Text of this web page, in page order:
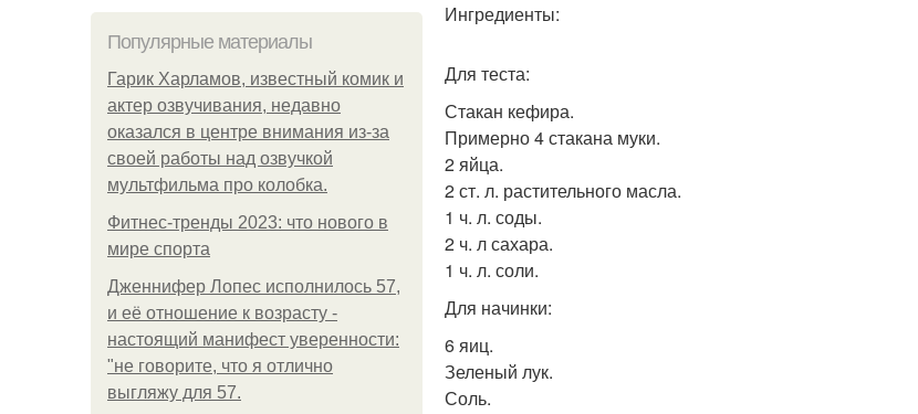
Популярные материалы
Гарик Харламов, известный комик и
актер озвучивания, недавно
оказался в центре внимания из-за
своей работы над озвучкой
мультфильма про колобка.
Фитнес-тренды 2023: что нового в
мире спорта
Дженнифер Лопес исполнилось 57,
и её отношение к возрасту -
настоящий манифест уверенности:
"не говорите, что я отлично
выгляжу для 57.
Ингредиенты:
Для теста:
Стакан кефира.
Примерно 4 стакана муки.
2 яйца.
2 ст. л. растительного масла.
1 ч. л. соды.
2 ч. л сахара.
1 ч. л. соли.
Для начинки:
6 яиц.
Зеленый лук.
Соль.